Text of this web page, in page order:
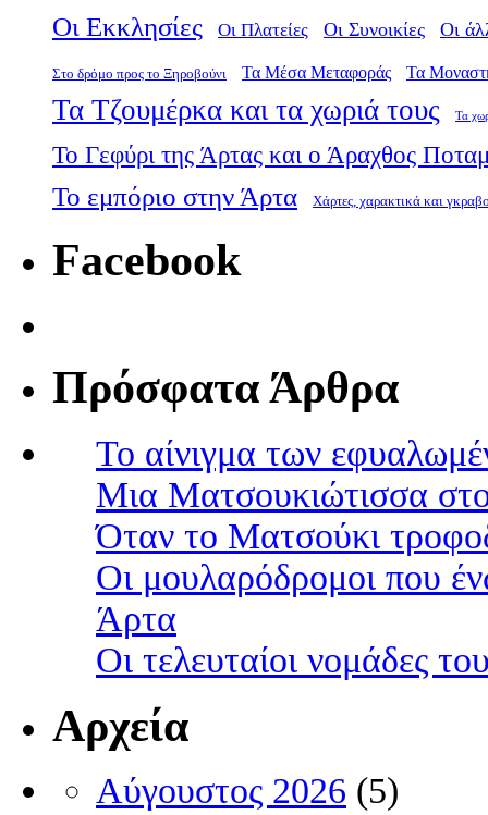
Οι Εκκλησίες Οι Πλατείες Οι Συνοικίες Οι
Στο δρόμο προς το Ξηροβούνι Τα Μέσα Μεταφοράς Τα
Τα Τζουμέρκα και τα χωριά τους Τα
Το Γεφύρι της Άρτας και ο Άραχθος
Το εμπόριο στην Άρτα Χάρτες, χαρακτικά και
Facebook
Πρόσφατα Άρθρα
Το αίνιγμα των
Μια Ματσουκιώτισσα
Όταν το Ματσούκι
Οι μουλαρόδρομοι που
Άρτα
Οι τελευταίοι νομάδες
Αρχεία
Αύγουστος 2026 (5)